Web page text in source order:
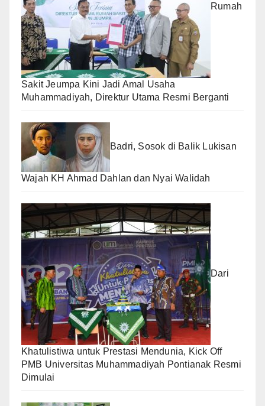
Rumah
Sakit Jeumpa Kini Jadi Amal Usaha
Muhammadiyah, Direktur Utama Resmi Berganti
Badri, Sosok di Balik Lukisan
Wajah KH Ahmad Dahlan dan Nyai Walidah
Dari
Khatulistiwa untuk Prestasi Mendunia, Kick Off
PMB Universitas Muhammadiyah Pontianak Resmi
Dimulai